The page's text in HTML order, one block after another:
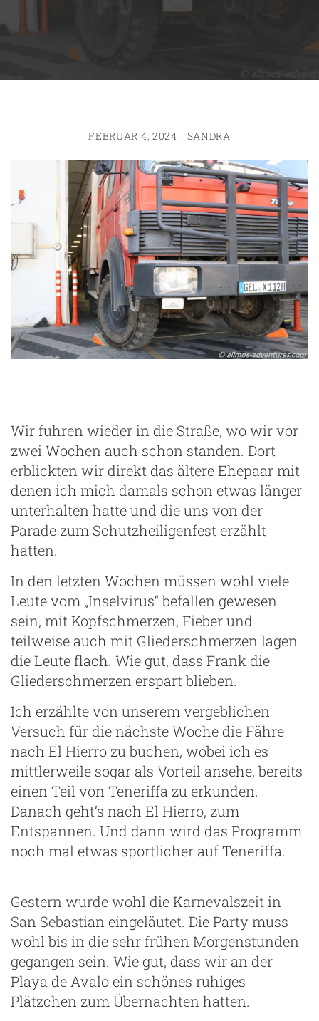
FEBRUAR 4, 2024 SANDRA
Wir fuhren wieder in die Straße, wo wir vor
zwei Wochen auch schon standen. Dort
erblickten wir direkt das ältere Ehepaar mit
denen ich mich damals schon etwas länger
unterhalten hatte und die uns von der
Parade zum Schutzheiligenfest erzählt
hatten.
In den letzten Wochen müssen wohl viele
Leute vom „Inselvirus“ befallen gewesen
sein, mit Kopfschmerzen, Fieber und
teilweise auch mit Gliederschmerzen lagen
die Leute flach. Wie gut, dass Frank die
Gliederschmerzen erspart blieben.
Ich erzählte von unserem vergeblichen
Versuch für die nächste Woche die Fähre
nach El Hierro zu buchen, wobei ich es
mittlerweile sogar als Vorteil ansehe, bereits
einen Teil von Teneriffa zu erkunden.
Danach geht’s nach El Hierro, zum
Entspannen. Und dann wird das Programm
noch mal etwas sportlicher auf Teneriffa.
Gestern wurde wohl die Karnevalszeit in
San Sebastian eingeläutet. Die Party muss
wohl bis in die sehr frühen Morgenstunden
gegangen sein. Wie gut, dass wir an der
Playa de Avalo ein schönes ruhiges
Plätzchen zum Übernachten hatten.